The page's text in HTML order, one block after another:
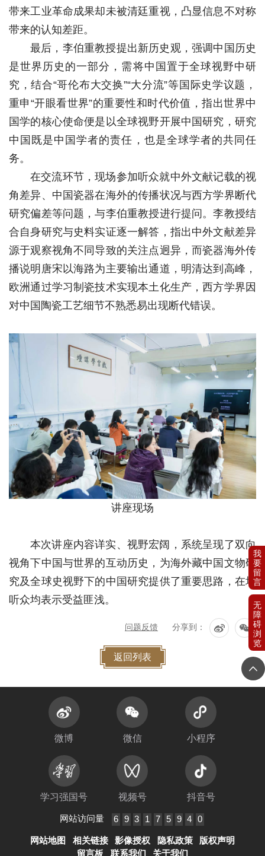
带来工业革命成果却未被清廷重视，凸显信息不对称
带来的认知差距。
最后，李伯重教授提出新历史观，强调中国历史
是世界历史的一部分，需将中国置于全球视野中研
究，结合“哥伦布大交换”“大分流”等国际史学议题，
重申“开眼看世界”的重要性和时代价值，指出世界中
国学的核心使命便是以全球视野开展中国研究，研究
中国既是中国学者的责任，也是全球学者的共同任
务。
在交流环节，现场参加听众就中外文献记载的视
角差异、中国瓷器在海外的传播状况与西方学界断代
研究偏差等问题，与李伯重教授进行提问。李教授结
合自身研究与史料实证逐一解答，指出中外文献差异
源于观察视角不同导致的关注点迥异，而瓷器海外传
播说明唐宋以海路为主要输出通道，明清达到高峰，
欧洲通过学习制瓷技术实现本土化生产，西方学界因
对中国陶瓷工艺细节不熟悉易出现断代错误。
讲座现场
本次讲座内容详实、视野宏阔，系统呈现了双向
视角下中国与世界的互动历史，为海外藏中国文物研
究及全球史视野下的中国研究提供了重要思路，在场
听众均表示受益匪浅。
问题反馈 分享到：
返回列表
微博 微信 小程序
学习强国号 视频号 抖音号
网站访问量 6 9 3 1 7 5 9 4 0
网站地图 相关链接 影像授权 隐私政策
版权声明
留言板
联系我们 关于我们